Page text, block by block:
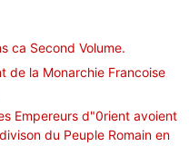
ca Second Volume.
de la Monarchie Francoise
Empereurs d"0rient avoient
du Peuple Romain en